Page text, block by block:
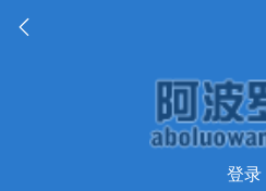
登录